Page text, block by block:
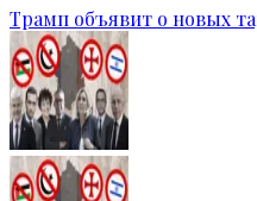
Трамп объявит о новых